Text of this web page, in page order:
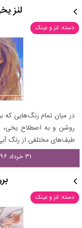
لنز
دسته: لنز و عینک
در میان تمام رنگ‌هایی که
روشن و به اصطلاح یخی،
طیف‌های مختلفی از رنگ
۳۱ خرداد ۱۳۹۶ - ۱۳:۳۲
دسته: لنز و عینک